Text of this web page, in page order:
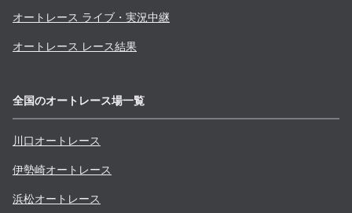
オートレース ライブ・実況中継
オートレース レース結果
全国のオートレース場一覧
川口オートレース
伊勢崎オートレース
浜松オートレース